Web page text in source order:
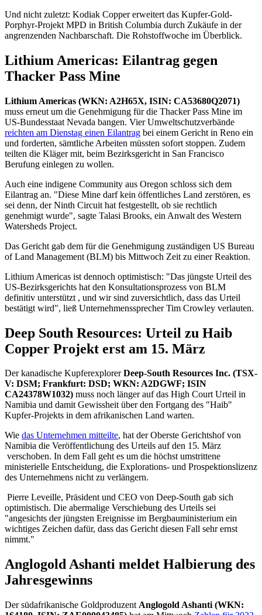
Und nicht zuletzt: Kodiak Copper erweitert das Kupfer-Gold-
Porphyr-Projekt MPD in British Columbia durch Zukäufe in der
angrenzenden Nachbarschaft. Die Rohstoffwoche im Überblick.
Lithium Americas: Eilantrag gegen
Thacker Pass Mine
Lithium Americas (WKN: A2H65X, ISIN: CA53680Q2071)
muss erneut um die Genehmigung für die Thacker Pass Mine im
US-Bundesstaat Nevada bangen. Vier Umweltschutzverbände
reichten am Dienstag einen Eilantrag bei einem Gericht in Reno ein
und forderten, sämtliche Arbeiten müssten sofort stoppen. Zudem
teilten die Kläger mit, beim Bezirksgericht in San Francisco
Berufung einlegen zu wollen.
Auch eine indigene Community aus Oregon schloss sich dem
Eilantrag an. "Diese Mine darf kein öffentliches Land zerstören, es
sei denn, der Ninth Circuit hat festgestellt, ob sie rechtlich
genehmigt wurde", sagte Talasi Brooks, ein Anwalt des Western
Watersheds Project.
Das Gericht gab dem für die Genehmigung zuständigen US Bureau
of Land Management (BLM) bis Mittwoch Zeit zu einer Reaktion.
Lithium Americas ist dennoch optimistisch: "Das jüngste Urteil des
US-Bezirksgerichts hat den Konsultationsprozess von BLM
definitiv unterstützt , und wir sind zuversichtlich, dass das Urteil
bestätigt wird", ließ Unternehmenssprecher Tim Crowley verlauten.
Deep South Resources: Urteil zu Haib
Copper Projekt erst am 15. März
Der kanadische KupferexplorerDeep-South Resources Inc. (TSX-
V: DSM; Frankfurt: DSD; WKN: A2DGWF; ISIN
CA24378W1032) muss noch länger auf das High Court Urteil in
Namibia und damit Gewissheit über den Fortgang des "Haib"
Kupfer-Projekts in dem afrikanischen Land warten.
Wie das Unternehmen mitteilte, hat der Oberste Gerichtshof von
Namibia die Veröffentlichung des Urteils auf den 15. März
verschoben. In dem Fall geht es um die höchst umstrittene
ministerielle Entscheidung, die Explorations- und Prospektionslizenz
des Unternehmens nicht zu verlängern.
Pierre Leveille, Präsident und CEO von Deep-South gab sich
optimistisch. Die abermalige Verschiebung des Urteils sei
"angesichts der jüngsten Ereignisse im Bergbauministerium ein
wichtiges Zeichen dafür, dass das Gericht diesen Fall sehr ernst
nimmt."
Anglogold Ashanti meldet Halbierung des
Jahresgewinns
Der südafrikanische Goldproduzent Anglogold Ashanti (WKN: